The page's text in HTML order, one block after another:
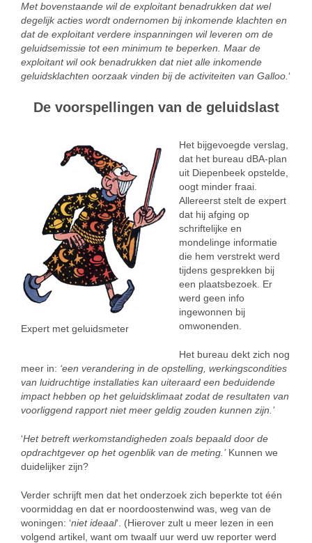
Met bovenstaande wil de exploitant benadrukken dat wel
degelijk acties wordt ondernomen bij inkomende klachten en
dat de exploitant verdere inspanningen wil leveren om de
geluidsemissie tot een minimum te beperken. Maar de
exploitant wil ook benadrukken dat niet alle inkomende
geluidsklachten oorzaak vinden bij de activiteiten van Galloo. ‘
De voorspellingen van de geluidslast
Expert met geluidsmeter
Het bijgevoegde verslag,
dat het bureau dBA-plan
uit Diepenbeek opstelde,
oogt minder fraai.
Allereerst stelt de expert
dat hij afging op
schriftelijke en
mondelinge informatie
die hem verstrekt werd
tijdens gesprekken bij
een plaatsbezoek. Er
werd geen info
ingewonnen bij
omwonenden.
Het bureau dekt zich nog
meer in: ‘een verandering in de opstelling, werkingscondities
van luidruchtige installaties kan uiteraard een beduidende
impact hebben op het geluidsklimaat zodat de resultaten van
voorliggend rapport niet meer geldig zouden kunnen zijn.’
‘Het betreft werkomstandigheden zoals bepaald door de
opdrachtgever op het ogenblik van de meting.’Kunnen we
duidelijker zijn?
Verder schrijft men dat het onderzoek zich beperkte tot één
voormiddag en dat er noordoostenwind was, weg van de
woningen: ‘niet ideaal‘. (Hierover zult u meer lezen in een
volgend artikel, want om twaalf uur werd uw reporter werd